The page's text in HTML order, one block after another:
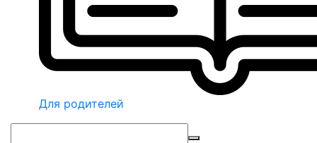
Для родителей